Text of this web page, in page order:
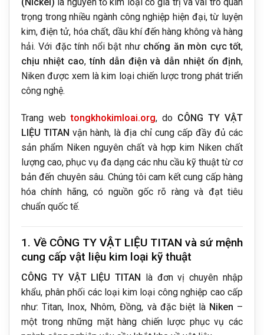
(Nickel) là nguyên tố kim loại có giá trị và vai trò quan
trọng trong nhiều ngành công nghiệp hiện đại, từ luyện
kim, điện tử, hóa chất, dầu khí đến hàng không và hàng
hải. Với đặc tính nổi bật như chống ăn mòn cực tốt,
chịu nhiệt cao,tính dẫn điện và dẫn nhiệt ổn định,
Niken được xem là kim loại chiến lược trong phát triển
công nghệ.
Trang webtongkhokimloai.org, do CÔNG TY VẬT
LIỆU TITAN vận hành, là địa chỉ cung cấp đầy đủ các
sản phẩm Niken nguyên chất và hợp kim Niken chất
lượng cao, phục vụ đa dạng các nhu cầu kỹ thuật từ cơ
bản đến chuyên sâu. Chúng tôi cam kết cung cấp hàng
hóa chính hãng, có nguồn gốc rõ ràng và đạt tiêu
chuẩn quốc tế.
1. Về CÔNG TY VẬT LIỆU TITAN và sứ mệnh
cung cấp vật liệu kim loại kỹ thuật
CÔNG TY VẬT LIỆU TITAN là đơn vị chuyên nhập
khẩu, phân phối các loại kim loại công nghiệp cao cấp
như: Titan, Inox, Nhôm, Đồng, và đặc biệt là Niken –
một trong những mặt hàng chiến lược phục vụ các